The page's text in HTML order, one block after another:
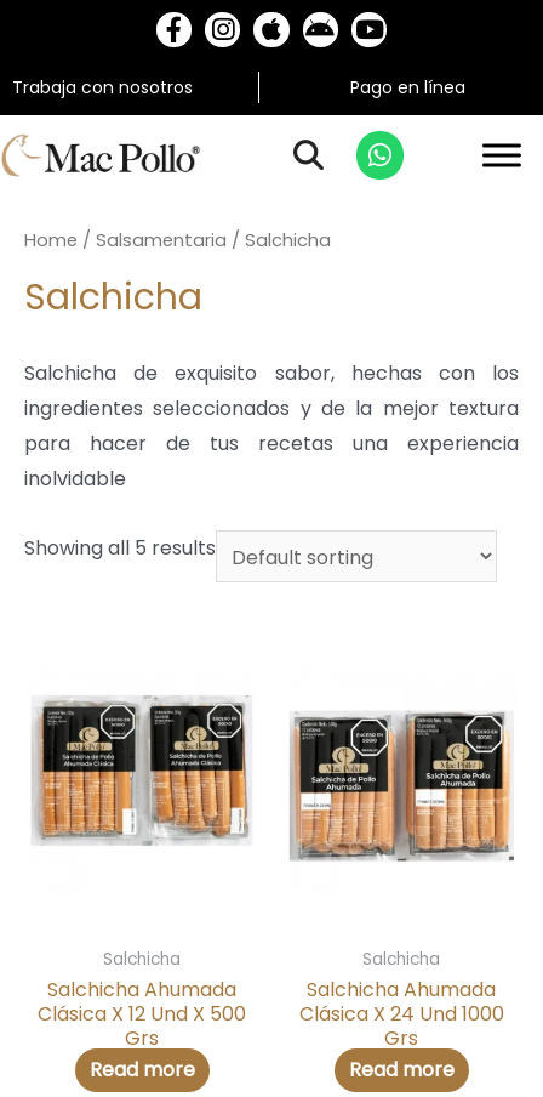
Trabaja con nosotros Pago en línea
Home / Salsamentaria / Salchicha
Salchicha
Salchicha de exquisito sabor, hechas con los
ingredientes seleccionados y de la mejor textura
para hacer de tus recetas una experiencia
inolvidable
Showing all 5 results
Salchicha
Salchicha Ahumada
Clásica X 12 Und X 500
Grs
Read more
Salchicha
Salchicha Ahumada
Clásica X 24 Und 1000
Grs
Read more